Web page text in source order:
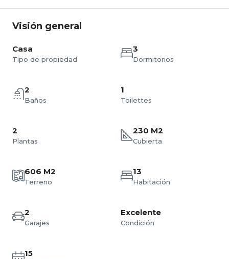
Visión general
Casa
Tipo de propiedad
3
Dormitorios
2
Baños
1
Toilettes
2
Plantas
230 M2
Cubierta
606 M2
Terreno
13
Habitación
2
Garajes
Excelente
Condición
15